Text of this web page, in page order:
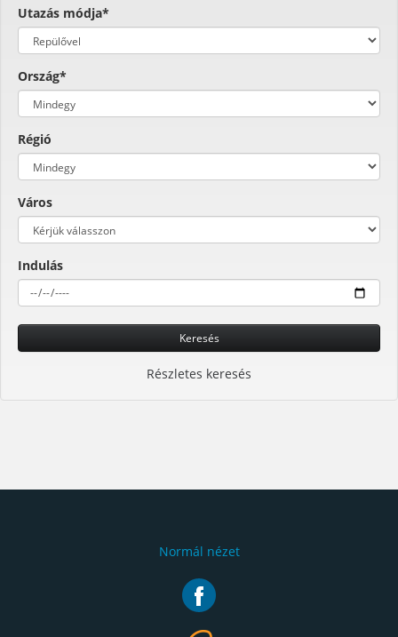
Utazás módja*
Ország*
Régió
Város
Indulás
Keresés
Részletes keresés
Normál nézet